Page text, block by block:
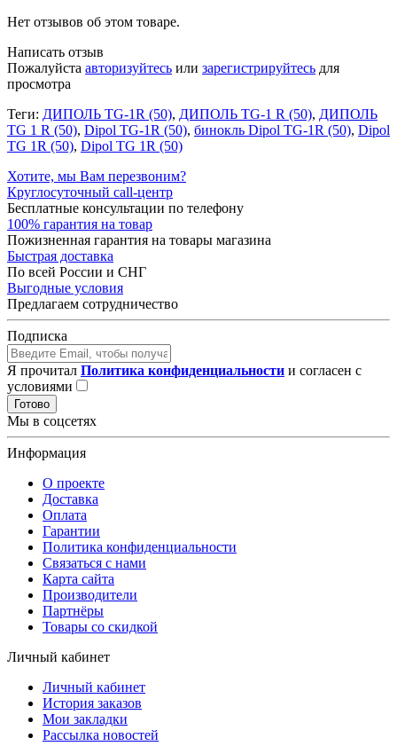
Нет отзывов об этом товаре.
Написать отзыв
Пожалуйста авторизуйтесь или зарегистрируйтесь для
просмотра
Теги: ДИПОЛЬ TG-1R (50), ДИПОЛЬ TG-1 R (50), ДИПОЛЬ
TG 1 R (50), Dipol TG-1R (50), бинокль Dipol TG-1R (50), Dipol
TG 1R (50), Dipol TG 1R (50)
Хотите, мы Вам перезвоним?
Круглосуточный call-центр
Бесплатные консультации по телефону
100% гарантия на товар
Пожизненная гарантия на товары магазина
Быстрая доставка
По всей России и СНГ
Выгодные условия
Предлагаем сотрудничество
Подписка
Я прочитал Политика конфиденциальности и согласен с
условиями
Готово
Мы в соцсетях
Информация
О проекте
Доставка
Оплата
Гарантии
Политика конфиденциальности
Связаться с нами
Карта сайта
Производители
Партнёры
Товары со скидкой
Личный кабинет
Личный кабинет
История заказов
Мои закладки
Рассылка новостей